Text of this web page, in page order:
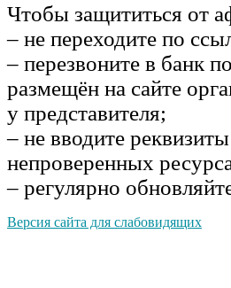
Чтобы защититься от
– не переходите по
– перезвоните в банк
размещён на сайте
у представителя;
– не вводите
непроверенных
– регулярно
Версия сайта для слабовидящих